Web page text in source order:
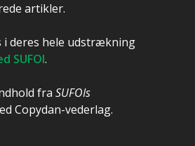
artikler.
deres hele udstrækning
SUFOI.
fra SUFOIs
Copydan-vederlag.